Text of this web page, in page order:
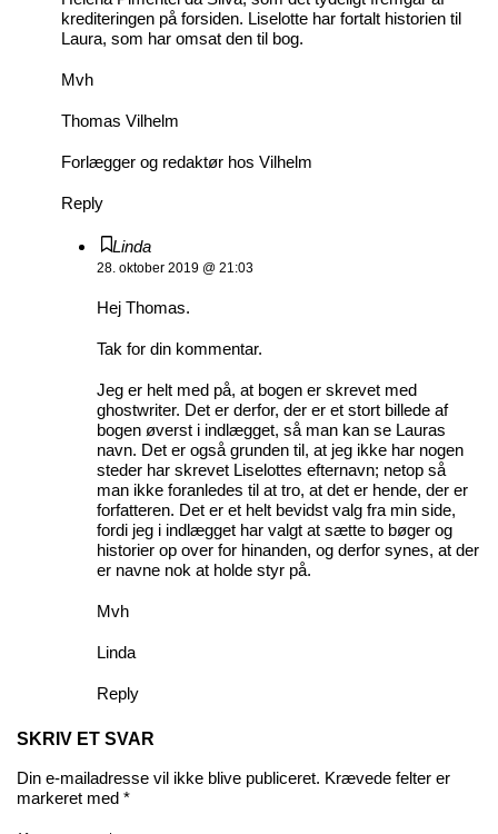
krediteringen på forsiden. Liselotte har fortalt historien til
Laura, som har omsat den til bog.
Mvh
Thomas Vilhelm
Forlægger og redaktør hos Vilhelm
Reply
Linda
28. oktober 2019 @ 21:03
Hej Thomas.
Tak for din kommentar.
Jeg er helt med på, at bogen er skrevet med
ghostwriter. Det er derfor, der er et stort billede af
bogen øverst i indlægget, så man kan se Lauras
navn. Det er også grunden til, at jeg ikke har nogen
steder har skrevet Liselottes efternavn; netop så
man ikke foranledes til at tro, at det er hende, der er
forfatteren. Det er et helt bevidst valg fra min side,
fordi jeg i indlægget har valgt at sætte to bøger og
historier op over for hinanden, og derfor synes, at der
er navne nok at holde styr på.
Mvh
Linda
Reply
SKRIV ET SVAR
Din e-mailadresse vil ikke blive publiceret. Krævede felter er
markeret med *